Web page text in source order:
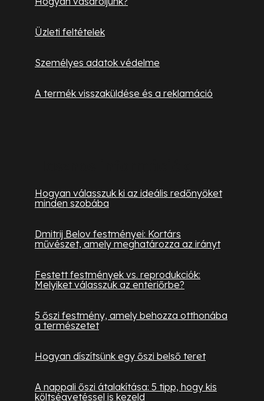
Üzleti feltételek
Személyes adatok védelme
A termék visszaküldése és a reklamáció
Hogyan válasszuk ki az ideális redőnyöket
minden szobába
Dmitrij Belov festményei: Kortárs
művészet, amely meghatározza az irányt
Festett festmények vs. reprodukciók:
Melyiket válasszuk az enteriőrbe?
5 őszi festmény, amely behozza otthonába
a természetet
Hogyan díszítsünk egy őszi belső teret
A nappali őszi átalakítása: 5 tipp, hogy kis
költségvetéssel is kezeld